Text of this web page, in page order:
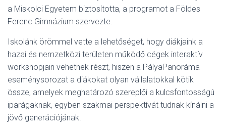
a Miskolci Egyetem biztosította, a programot a Földes
Ferenc Gimnázium szervezte.
Iskolánk örömmel vette a lehetőséget, hogy diákjaink a
hazai és nemzetközi területen működő cégek interaktív
workshopjain vehetnek részt, hiszen a PályaPanoráma
eseménysorozat a diákokat olyan vállalatokkal kötik
össze, amelyek meghatározó szereplői a kulcsfontosságú
iparágaknak, egyben szakmai perspektívát tudnak kínálni a
jövő generációjának.